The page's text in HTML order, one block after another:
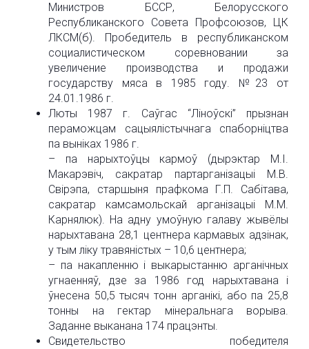
Министров БССР, Белорусского
Республиканского Совета Профсоюзов, ЦК
ЛКСМ(б). Пробедитель в республиканском
социалистическом соревновании за
увеличение производства и продажи
государству мяса в 1985 году. №23 от
24.01.1986 г.
Люты 1987 г. Саўгас “Ліноўскі” прызнан
пераможцам сацыялістычнага спаборніцтва
па выніках 1986 г.
– па нарыхтоўцы кармоў (дырэктар М.І.
Макарэвіч, сакратар партарганізацыі М.В.
Свірэпа, старшыня прафкома Г.П. Сабітава,
сакратар камсамольскай арганізацыі М.М.
Карнялюк). На адну умоўную галаву жывёлы
нарыхтавана 28,1 центнера кармавых адзінак,
у тым ліку травяністых – 10,6 центнера;
– па накапленню і выкарыстанню арганічных
угнаенняў, дзе за 1986 год нарыхтавана і
ўнесена 50,5 тысяч тонн арганікі, або па 25,8
тонны на гектар мінеральнага ворыва.
Заданне выканана 174 працэнты.
Свидетельство победителя